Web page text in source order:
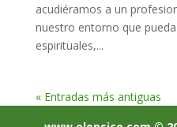
acudiéramos a un
nuestro entorno que
espirituales,...
« Entradas más antiguas